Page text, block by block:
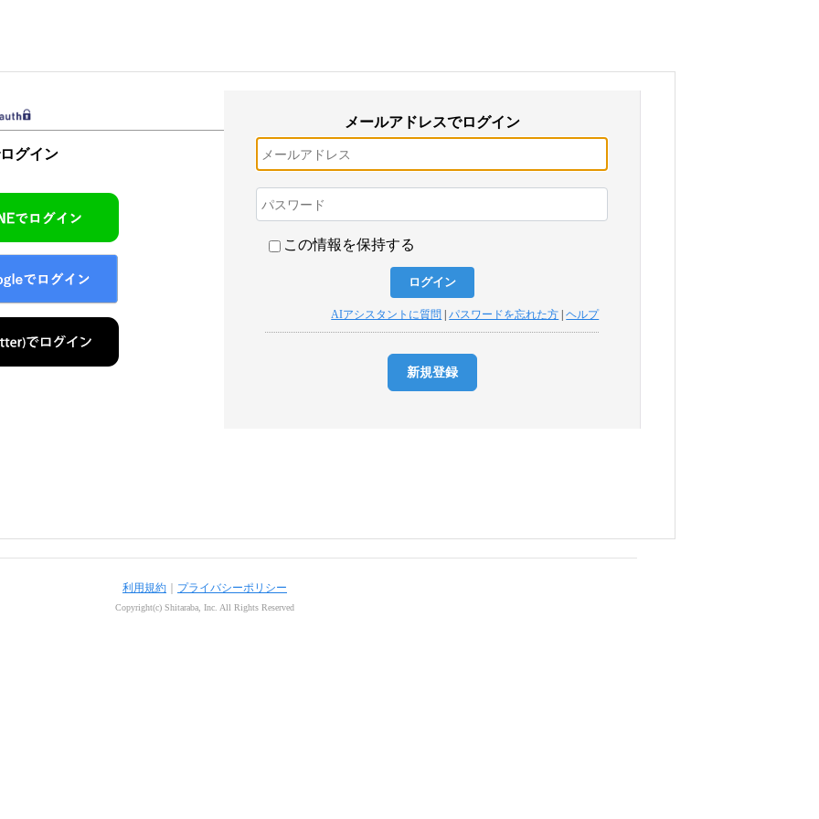
グイン
メールアドレスでログイン
この情報を保持する
AIアシスタントに質問 |パスワードを忘れた方 |ヘルプ
新規登録
利用規約 プライバシーポリシー
Copyright(c) Shitaraba, Inc. All Rights Reserved